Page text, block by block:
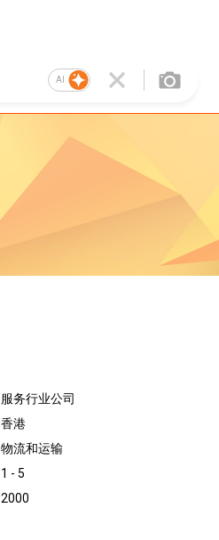
AI
服务行业公司
香港
物流和运输
1 - 5
2000